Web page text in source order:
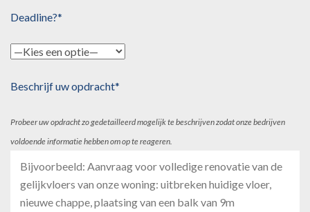
Deadline?*
Beschrijf uw opdracht*
Probeer uw opdracht zo gedetailleerd mogelijk te beschrijven zodat onze bedrijven
voldoende informatie hebben om op te reageren.